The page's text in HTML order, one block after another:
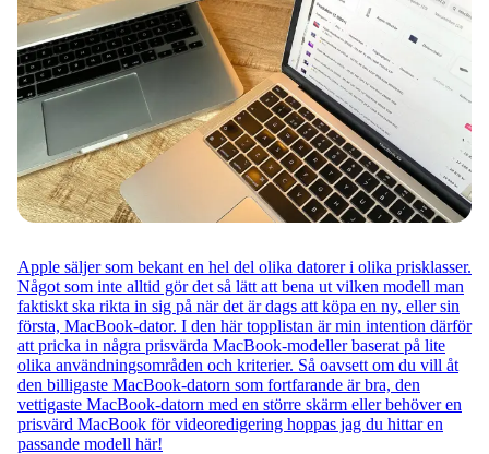
Apple säljer som bekant en hel del olika datorer i olika prisklasser.
Något som inte alltid gör det så lätt att bena ut vilken modell man
faktiskt ska rikta in sig på när det är dags att köpa en ny, eller sin
första, MacBook-dator. I den här topplistan är min intention därför
att pricka in några prisvärda MacBook-modeller baserat på lite
olika användningsområden och kriterier. Så oavsett om du vill åt
den billigaste MacBook-datorn som fortfarande är bra, den
vettigaste MacBook-datorn med en större skärm eller behöver en
prisvärd MacBook för videoredigering hoppas jag du hittar en
passande modell här!